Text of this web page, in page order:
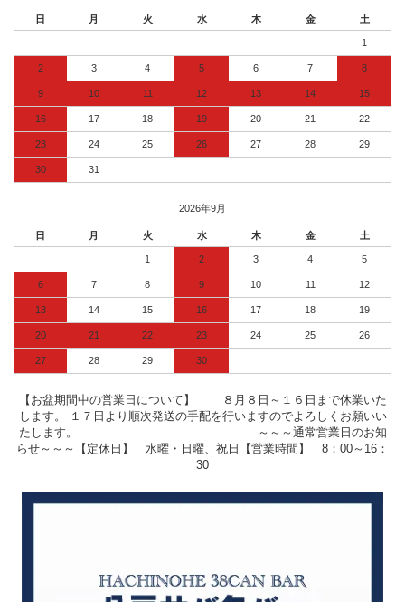
日 月 火 水 木 金 土
1
2 3 4 5 6 7 8
9 10 11 12 13 14 15
16 17 18 19 20 21 22
23 24 25 26 27 28 29
30 31
2026年9月
日 月 火 水 木 金 土
1 2 3 4 5
6 7 8 9 10 11 12
13 14 15 16 17 18 19
20 21 22 23 24 25 26
27 28 29 30
【お盆期間中の営業日について】 ８月８日～１６日まで休業いた
します。 １７日より順次発送の手配を行いますのでよろしくお願いい
たします。 ～～～通常営業日のお知
らせ～～～【定休日】 水曜・日曜、祝日【営業時間】 8：00～16：
30